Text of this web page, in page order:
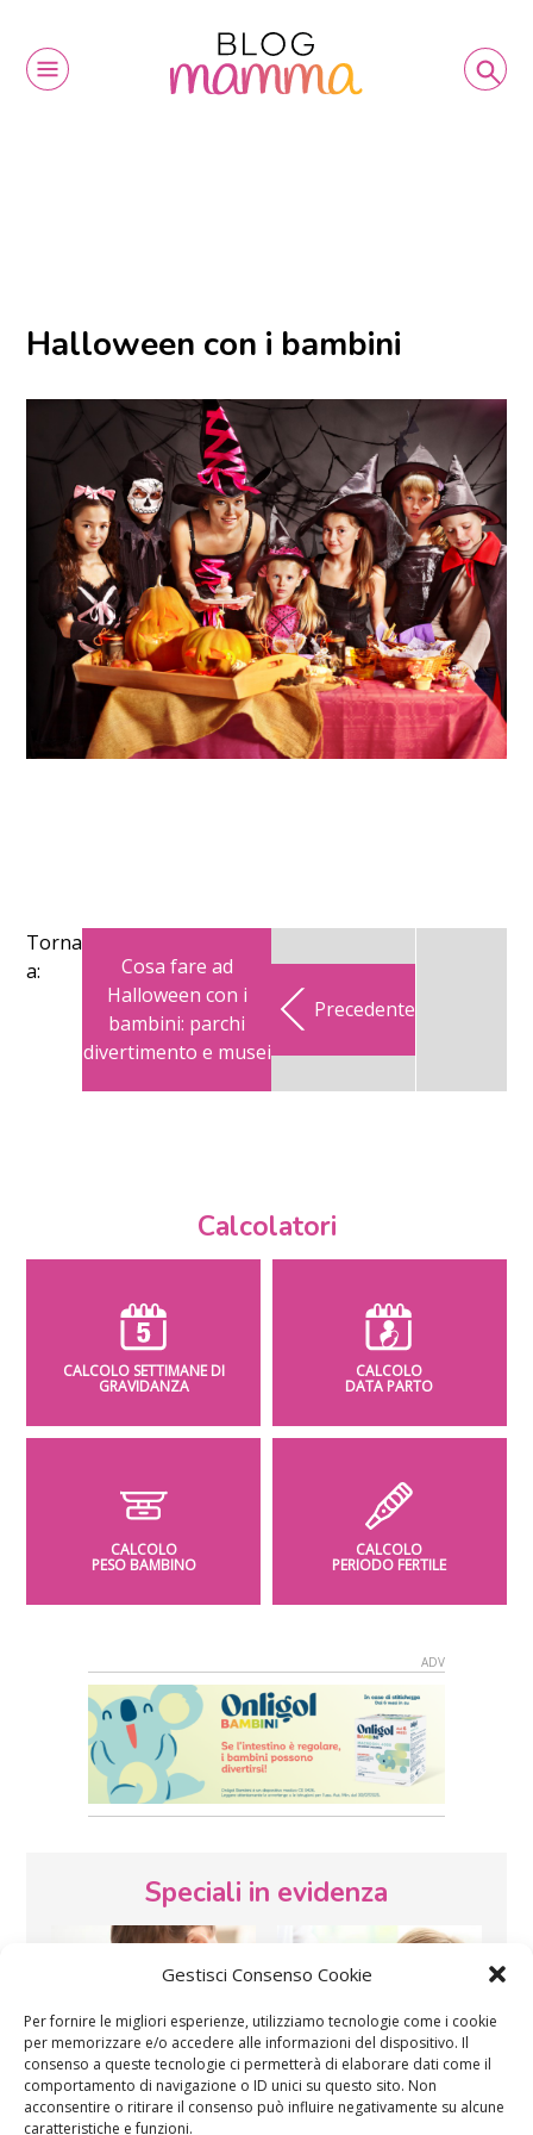
Gestisci Consenso Cookie
Per fornire le migliori esperienze, utilizziamo tecnologie come i cookie
per memorizzare e/o accedere alle informazioni del dispositivo. Il
consenso a queste tecnologie ci permetterà di elaborare dati come il
comportamento di navigazione o ID unici su questo sito. Non
acconsentire o ritirare il consenso può influire negativamente su alcune
caratteristiche e funzioni.
Halloween con i bambini
Torna
a:
Cosa fare ad
Halloween con i
bambini: parchi
divertimento e musei
Precedente
Calcolatori
CALCOLO SETTIMANE DI
GRAVIDANZA
CALCOLO
DATA PARTO
CALCOLO
PESO BAMBINO
CALCOLO
PERIODO FERTILE
Speciali in evidenza
Vaccini SOS Pediatra